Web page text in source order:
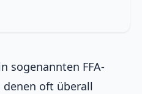
sogenannten FFA-
denen oft überall